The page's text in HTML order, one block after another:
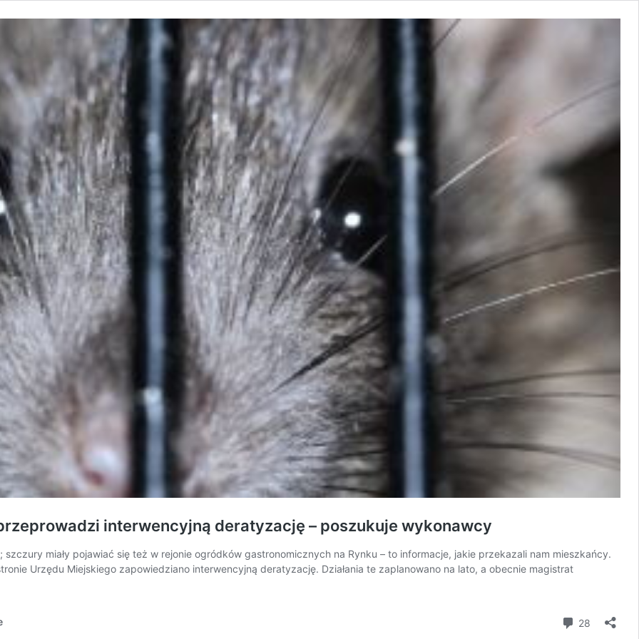
interwencyjną deratyzację – poszukuje wykonawcy
miały pojawiać się też w rejonie ogródków gastronomicznych na Rynku – to informacje, jakie przekazali nam mieszkańcy.
Urzędu Miejskiego zapowiedziano interwencyjną deratyzację. Działania te zaplanowano na lato, a obecnie magistrat
28